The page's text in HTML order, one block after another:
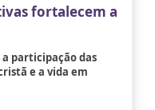
fortalecem a
participação das
e a vida em